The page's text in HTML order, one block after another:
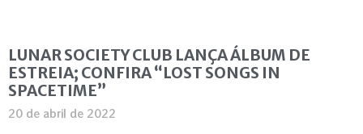
LUNAR SOCIETY CLUB LANÇA ÁLBUM DE
ESTREIA; CONFIRA “LOST SONGS IN
SPACETIME”
20 de abril de 2022